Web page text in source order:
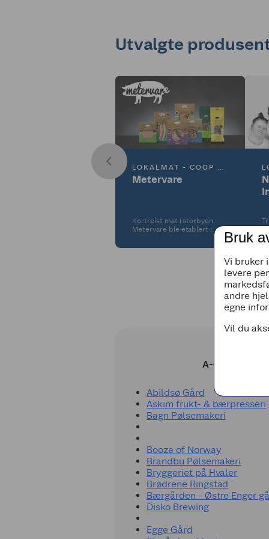
Utvalgte
LOKALMAT - COOP ØST
Metervare
Kortreist mat i storbyen.
Metervare ble etablert i
Østhagen som savnet gode
smakte kjøtt, og tok saken i
A-G
Abildsø Gård
Askim frukt- & bærpresseri
Bagn Pølsemakeri
Booze of Norway
Brandbu Pølsemakeri
Bryggeriet på Hvaler
Brødrene Ringstad
Bærgården - Østre Enger
Disko Brewing
Egge Gård
Bruk
Vi bruker
levere
andre
egne
Vil du